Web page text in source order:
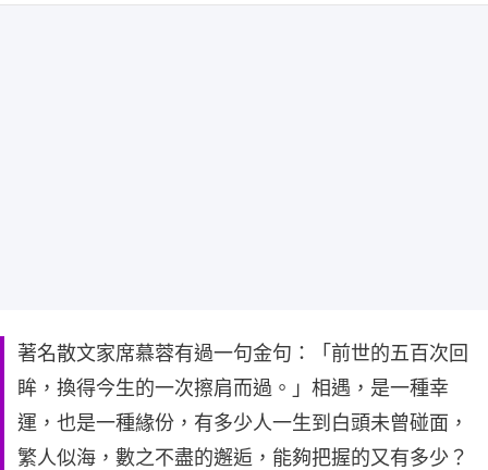
著名散文家席慕蓉有過一句金句：「前世的五百次回
眸，換得今生的一次擦肩而過。」相遇，是一種幸
運，也是一種緣份，有多少人一生到白頭未曾碰面，
繁人似海，數之不盡的邂逅，能夠把握的又有多少？